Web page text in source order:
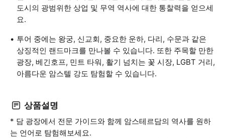
도시의 광범위한 상업 및 무역 역사에 대한 통찰력을 얻으세
요.
투어 중에는 왕궁, 신교회, 중요한 운하, 다리, 수문과 같은
상징적인 랜드마크를 만나볼 수 있습니다. 또한 주목할 만한
광장, 베긴호프, 민트 타워, 활기 넘치는 꽃 시장, LGBT 거리,
아름다운 암스텔 강도 탐험할 수 있습니다.
상품설명
* 담 광장에서 전문 가이드와 함께 암스테르담의 역사를 원하
는 언어로 탐험해보세요.